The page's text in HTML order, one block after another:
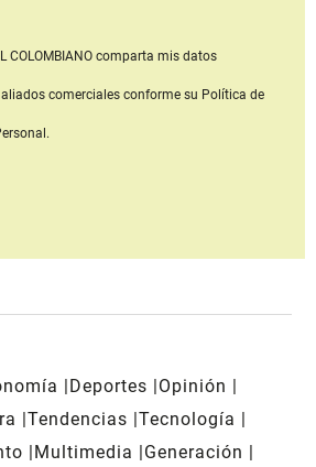
COLOMBIANOcomparta mis datos
comerciales conforme su Política de
Deportes
Opinión
Tendencias Tecnología
Multimedia
Generación